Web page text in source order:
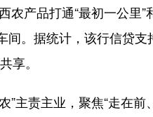
品打通“最初一公里”
间。据统计，该行信贷
享。
主责主业，聚焦“走在前